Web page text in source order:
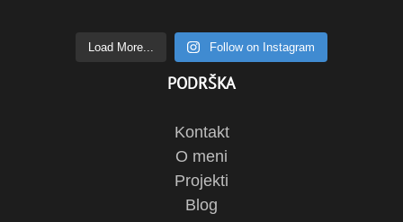
Load More... Follow on Instagram
PODRŠKA
Kontakt
O meni
Projekti
Blog